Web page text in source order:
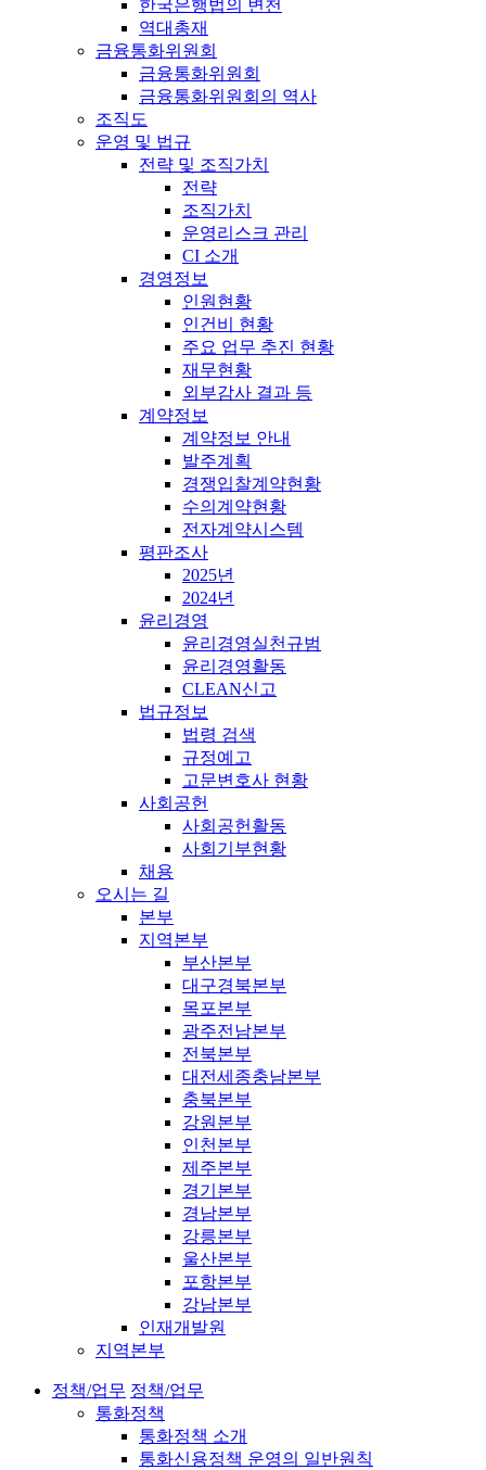
한국은행법의 변천
역대총재
금융통화위원회
금융통화위원회
금융통화위원회의 역사
조직도
운영 및 법규
전략 및 조직가치
전략
조직가치
운영리스크 관리
CI 소개
경영정보
인원현황
인건비 현황
주요 업무 추진 현황
재무현황
외부감사 결과 등
계약정보
계약정보 안내
발주계획
경쟁입찰계약현황
수의계약현황
전자계약시스템
평판조사
2025년
2024년
윤리경영
윤리경영실천규범
윤리경영활동
CLEAN신고
법규정보
법령 검색
규정예고
고문변호사 현황
사회공헌
사회공헌활동
사회기부현황
채용
오시는 길
본부
지역본부
부산본부
대구경북본부
목포본부
광주전남본부
전북본부
대전세종충남본부
충북본부
강원본부
인천본부
제주본부
경기본부
경남본부
강릉본부
울산본부
포항본부
강남본부
인재개발원
지역본부
정책/업무 정책/업무
통화정책
통화정책 소개
통화신용정책 운영의 일반원칙